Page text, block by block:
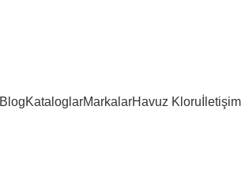
BlogKataloglarMarkalarHavuz Kloru İletişim